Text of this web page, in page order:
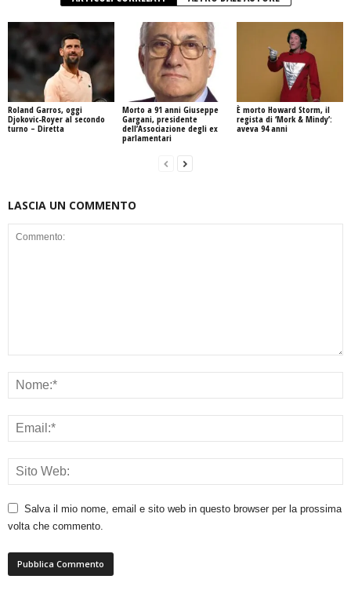
Roland Garros, oggi
Djokovic-Royer al secondo
turno – Diretta
Morto a 91 anni Giuseppe
Gargani, presidente
dell’Associazione degli ex
parlamentari
È morto Howard Storm, il
regista di ‘Mork & Mindy’:
aveva 94 anni
LASCIA UN COMMENTO
Salva il mio nome, email e sito web in questo browser per la prossima
volta che commento.